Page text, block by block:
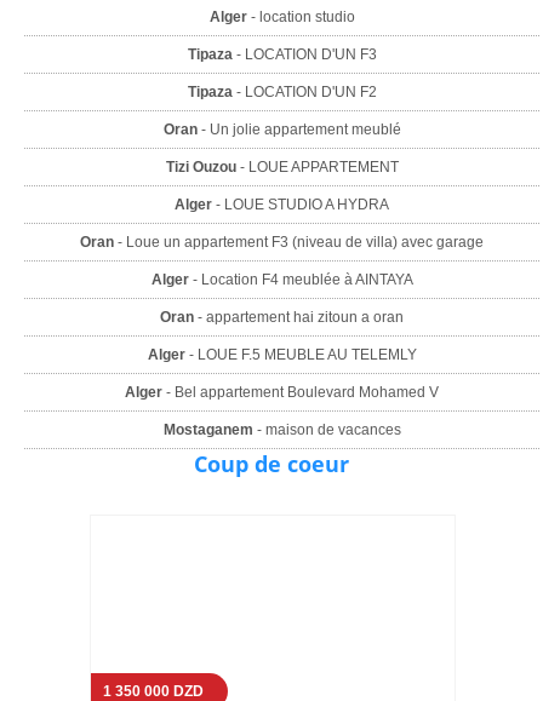
Alger- location studio
Tipaza- LOCATION D'UN F3
Tipaza- LOCATION D'UN F2
Oran- Un jolie appartement meublé
Tizi Ouzou- LOUE APPARTEMENT
Alger - LOUE STUDIO A HYDRA
Oran - Loue un appartement F3 (niveau de villa) avec garage
Alger- Location F4 meublée à AINTAYA
Oran - appartement hai zitoun a oran
Alger- LOUE F.5 MEUBLE AU TELEMLY
Alger - Bel appartement Boulevard Mohamed V
Mostaganem - maison de vacances
Coup de coeur
1 350 000 DZD